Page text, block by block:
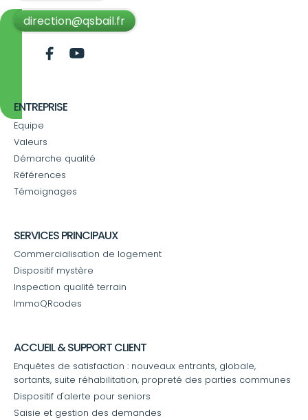
direction@qsbail.fr
ENTREPRISE
Equipe
Valeurs
Démarche qualité
Références
Témoignages
SERVICES PRINCIPAUX
Commercialisation de logement
Dispositif mystère
Inspection qualité terrain
ImmoQRcodes
ACCUEIL & SUPPORT CLIENT
Enquêtes de satisfaction : nouveaux entrants, globale,
sortants, suite réhabilitation, propreté des parties communes
Dispositif d'alerte pour seniors
Saisie et gestion des demandes